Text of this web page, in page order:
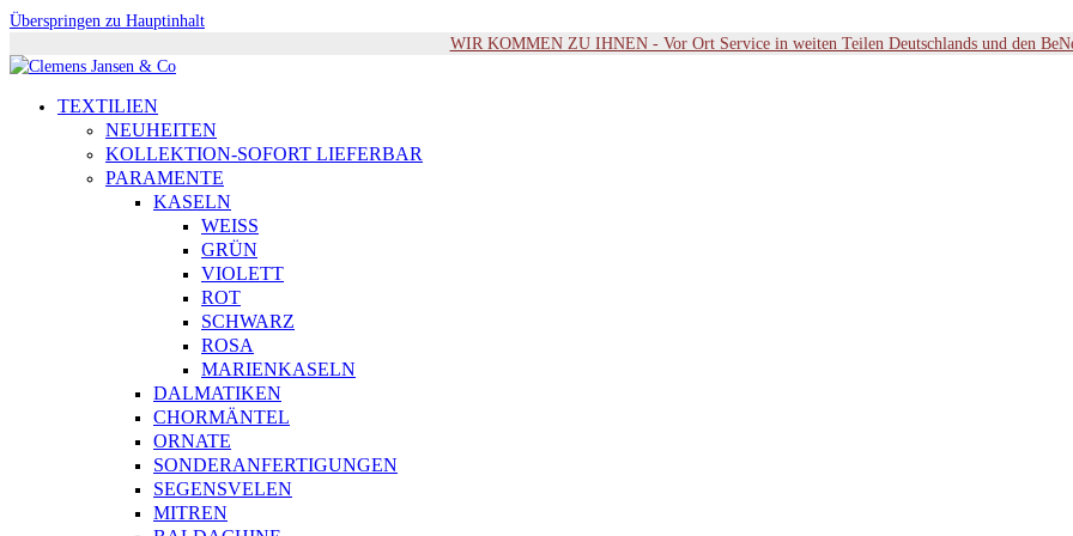
Überspringen zu Hauptinhalt
WIR KOMMEN ZU IHNEN - Vor Ort Service in weiten Teilen Deutschlands und den
TEXTILIEN
NEUHEITEN
KOLLEKTION-SOFORT LIEFERBAR
PARAMENTE
KASELN
WEISS
GRÜN
VIOLETT
ROT
SCHWARZ
ROSA
MARIENKASELN
DALMATIKEN
CHORMÄNTEL
ORNATE
SONDERANFERTIGUNGEN
SEGENSVELEN
MITREN